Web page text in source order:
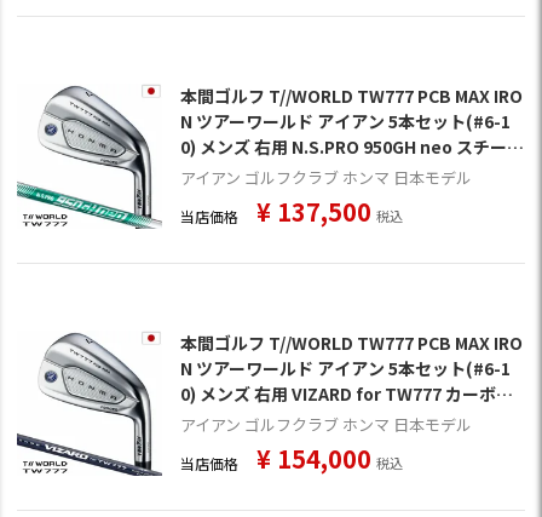
本間ゴルフ T//WORLD TW777 PCB MAX IRO
N ツアーワールド アイアン 5本セット(#6-1
0) メンズ 右用 N.S.PRO 950GH neo スチール
シャフト HONMA ゴルフクラブ 日本正規品
アイアン ゴルフクラブ ホンマ 日本モデル
当店価格 ¥ 137,500 税込
本間ゴルフ T//WORLD TW777 PCB MAX IRO
N ツアーワールド アイアン 5本セット(#6-1
0) メンズ 右用 VIZARD for TW777 カーボン
シャフト HONMA ゴルフクラブ 日本正規品
アイアン ゴルフクラブ ホンマ 日本モデル
当店価格 ¥ 154,000 税込